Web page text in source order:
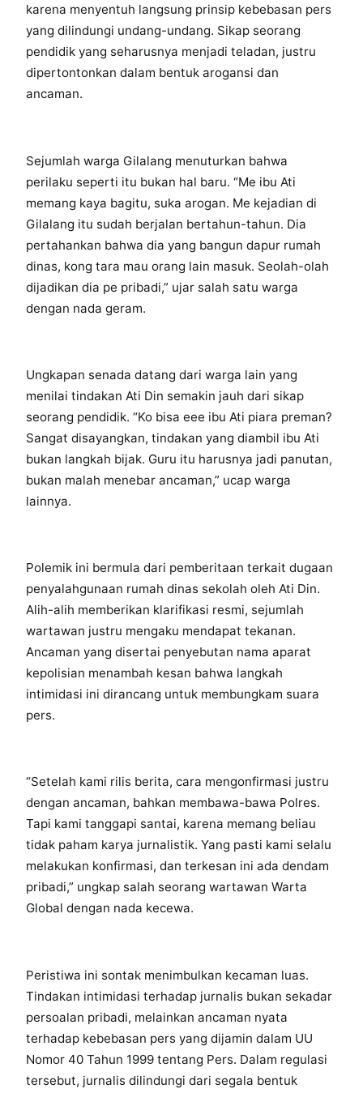
karena menyentuh langsung prinsip kebebasan pers
yang dilindungi undang-undang. Sikap seorang
pendidik yang seharusnya menjadi teladan, justru
dipertontonkan dalam bentuk arogansi dan
ancaman.
Sejumlah warga Gilalang menuturkan bahwa
perilaku seperti itu bukan hal baru. “Me ibu Ati
memang kaya bagitu, suka arogan. Me kejadian di
Gilalang itu sudah berjalan bertahun-tahun. Dia
pertahankan bahwa dia yang bangun dapur rumah
dinas, kong tara mau orang lain masuk. Seolah-olah
dijadikan dia pe pribadi,” ujar salah satu warga
dengan nada geram.
Ungkapan senada datang dari warga lain yang
menilai tindakan Ati Din semakin jauh dari sikap
seorang pendidik. “Ko bisa eee ibu Ati piara preman?
Sangat disayangkan, tindakan yang diambil ibu Ati
bukan langkah bijak. Guru itu harusnya jadi panutan,
bukan malah menebar ancaman,” ucap warga
lainnya.
Polemik ini bermula dari pemberitaan terkait dugaan
penyalahgunaan rumah dinas sekolah oleh Ati Din.
Alih-alih memberikan klarifikasi resmi, sejumlah
wartawan justru mengaku mendapat tekanan.
Ancaman yang disertai penyebutan nama aparat
kepolisian menambah kesan bahwa langkah
intimidasi ini dirancang untuk membungkam suara
pers.
“Setelah kami rilis berita, cara mengonfirmasi justru
dengan ancaman, bahkan membawa-bawa Polres.
Tapi kami tanggapi santai, karena memang beliau
tidak paham karya jurnalistik. Yang pasti kami selalu
melakukan konfirmasi, dan terkesan ini ada dendam
pribadi,” ungkap salah seorang wartawan Warta
Global dengan nada kecewa.
Peristiwa ini sontak menimbulkan kecaman luas.
Tindakan intimidasi terhadap jurnalis bukan sekadar
persoalan pribadi, melainkan ancaman nyata
terhadap kebebasan pers yang dijamin dalam UU
Nomor 40 Tahun 1999 tentang Pers. Dalam regulasi
tersebut, jurnalis dilindungi dari segala bentuk